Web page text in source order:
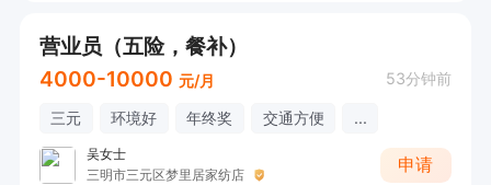
营业员（五险，餐补）
4000-10000 元/月 53分钟前
三元 环境好 年终奖 交通方便 ...
吴女士
三明市三元区梦里居家纺店
申请